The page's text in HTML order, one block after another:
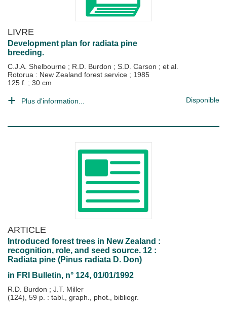
LIVRE
Development plan for radiata pine
breeding.
C.J.A. Shelbourne ; R.D. Burdon ; S.D. Carson ; et al.
Rotorua : New Zealand forest service ; 1985
125 f. ; 30 cm
Plus d'information... Disponible
ARTICLE
Introduced forest trees in New Zealand :
recognition, role, and seed source. 12 :
Radiata pine (Pinus radiata D. Don)
in FRI Bulletin, n° 124, 01/01/1992
R.D. Burdon ; J.T. Miller
(124), 59 p. : tabl., graph., phot., bibliogr.